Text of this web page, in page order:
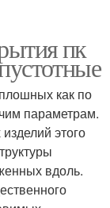
пк
как по
параметрам.
этого
вдоль.